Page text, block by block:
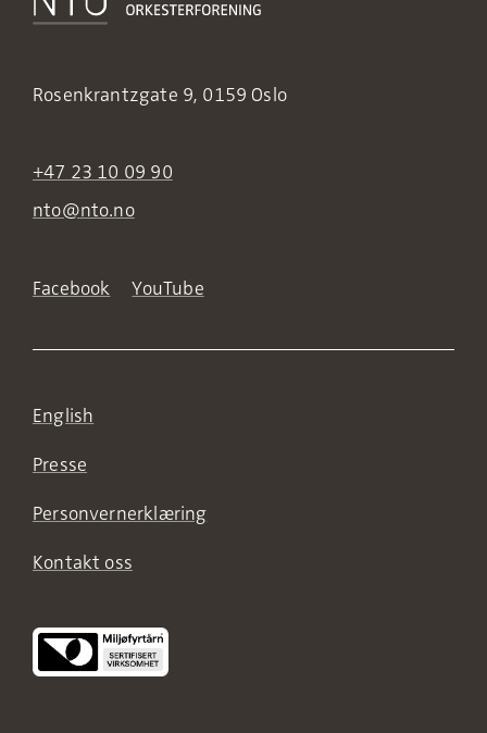
Rosenkrantzgate 9, 0159 Oslo
+47 23 10 09 90
nto@nto.no
Facebook YouTube
English
Presse
Personvernerklæring
Kontakt oss